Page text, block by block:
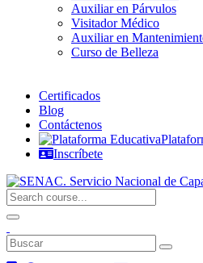
Auxiliar en Párvulos
Visitador Médico
Auxiliar en
Curso de Belleza
Certificados
Blog
Contáctenos
Inscríbete